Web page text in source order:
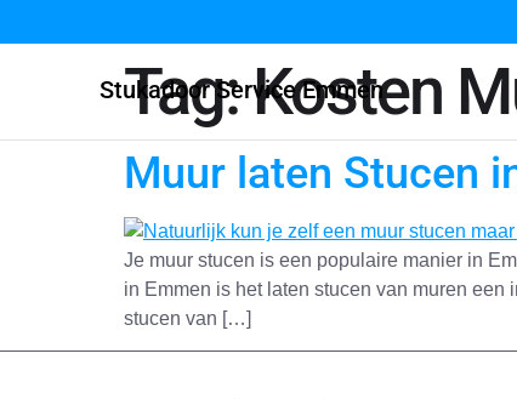
Stukadoor Service Emmen
Tag:Kosten
Muur laten Stucen
Je muur stucen is een populaire manier in
in Emmen is het laten stucen van muren
stucen van […]